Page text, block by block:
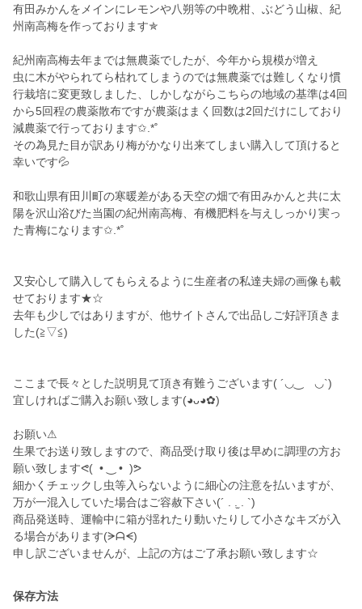
有田みかんをメインにレモンや八朔等の中晩柑、ぶどう山椒、紀
州南高梅を作っております✯
紀州南高梅去年までは無農薬でしたが、今年から規模が増え
虫に木がやられてら枯れてしまうのでは無農薬では難しくなり慣
行栽培に変更致しました、しかしながらこちらの地域の基準は4回
から5回程の農薬散布ですが農薬はまく回数は2回だけにしており
減農薬で行っております✩.*˚
その為見た目が訳あり梅がかなり出来てしまい購入して頂けると
幸いです💦
和歌山県有田川町の寒暖差がある天空の畑で有田みかんと共に太
陽を沢山浴びた当園の紀州南高梅、有機肥料を与えしっかり実っ
た青梅になります✩.*˚
又安心して購入してもらえるように生産者の私達夫婦の画像も載
せております★☆
去年も少しではありますが、他サイトさんで出品しご好評頂きま
した(⁠≧⁠▽⁠≦⁠)
ここまで長々とした説明見て頂き有難うございます(⁠ ⁠´⁠◡⁠‿⁠ゝ⁠◡⁠`⁠)
宜しければご購入お願い致します(⁠◕⁠ᴗ⁠◕⁠✿⁠)
お願い⚠
生果でお送り致しますので、商品受け取り後は早めに調理の方お
願い致しますᕙ⁠(⁠ ⁠ ⁠•⁠ ⁠‿⁠ ⁠•⁠ ⁠ ⁠)⁠ᕗ
細かくチェックし虫等入らないように細心の注意を払いますが、
万が一混入していた場合はご容赦下さい(⁠´⁠ ⁠.⁠ ⁠.̫⁠ ⁠.⁠ ⁠`⁠)
商品発送時、運輸中に箱が揺れたり動いたりして小さなキズが入
る場合があります(⁠ᗒ⁠ᗩ⁠ᗕ⁠)
申し訳ございませんが、上記の方はご了承お願い致します☆
保存方法